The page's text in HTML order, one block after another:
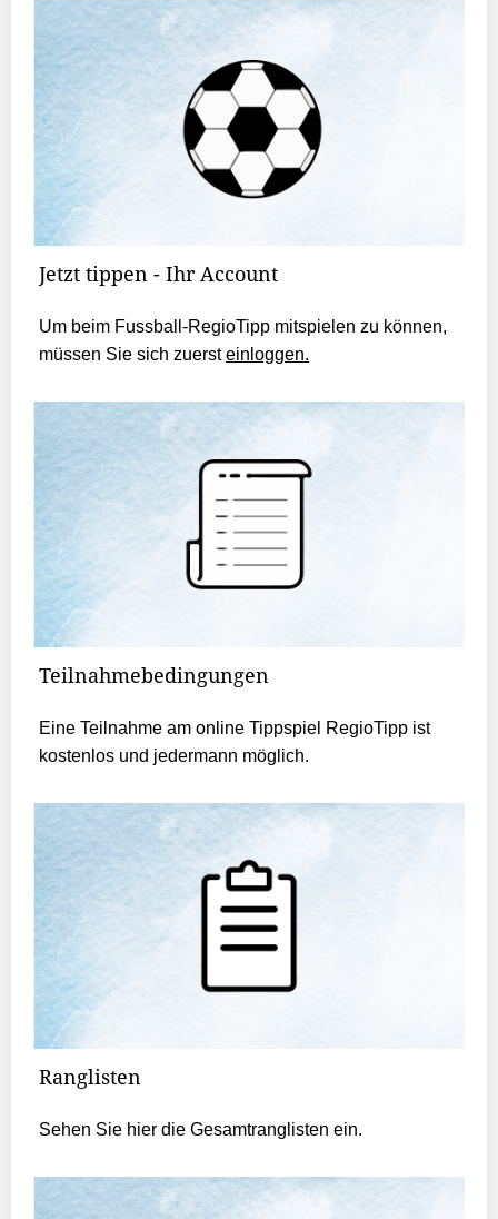
Jetzt tippen - Ihr Account
Um beim Fussball-RegioTipp mitspielen zu können,
müssen Sie sich zuersteinloggen.
Teilnahmebedingungen
Eine Teilnahme am online Tippspiel RegioTipp ist
kostenlos und jedermann möglich.
Ranglisten
Sehen Sie hier die Gesamtranglisten ein.